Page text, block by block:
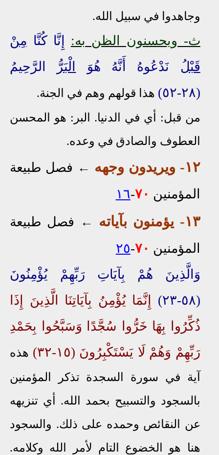
وجاهدوا في سبيل الله.
ث- ويحسنون الظن به: إِنَّا كُنَّا مِنْ
قَبْلُ نَدْعُوهُ أَنَّهُ هُوَ الْبَرُّ
الرَّحِيمُ
(٢٨-٥٢)
هذا قولهم وهم في الجنة.
من قبل: أي في الدنيا. البر: هو
المحسن
العطوف والصادق في وعده.
١٢- ويريدون وجهه ← فصل طبيعة
المؤمنين ٧٠-١٦
١٣- يؤمنون بآياته ←
فصل طبيعة
المؤمنين ٧٠-٢٥
وَالَّذِينَ هُمْ بِآيَاتِ رَبِّهِمْ يُؤْمِنُونَ
(٥٨-٢٣)
إِنَّمَا يُؤْمِنُ بِآيَاتِنَا الَّذِينَ إِذَا
ذُكِّرُوا بِهَا خَرُّوا سُجَّدًا وَسَبَّحُوا بِحَمْدِ
رَبِّهِمْ وَهُمْ لَا يَسْتَكْبِرُونَ (١٥-٣٢)
هذه
آية في سورة السجدة تذكر المؤمنين
بالسجود والتسبيح بحمد الله. أي تنزيهه
عن النقائص وحمده على ذلك. والسجود
هنا هو الخضوع التام لأمر الله وكلامه.